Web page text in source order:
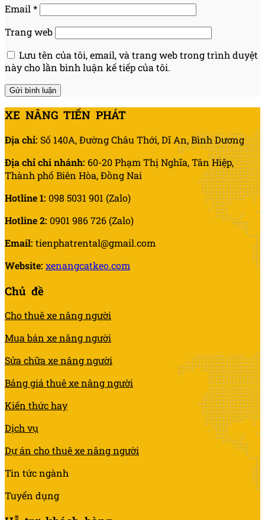
Email *
Trang web
Lưu tên của tôi, email, và trang web trong trình duyệt
này cho lần bình luận kế tiếp của tôi.
XE NÂNG TIẾN PHÁT
Địa chỉ: Số 140A, Đường Châu Thới, Dĩ An, Bình Dương
Địa chỉ chi nhánh: 60-20 Phạm Thị Nghĩa, Tân Hiệp,
Thành phố Biên Hòa, Đồng Nai
Hotline 1: 098 5031 901 (Zalo)
Hotline 2: 0901 986 726 (Zalo)
Email: tienphatrental@gmail.com
Website: xenangcatkeo.com
Chủ đề
Cho thuê xe nâng người
Mua bán xe nâng người
Sửa chữa xe nâng người
Bảng giá thuê xe nâng người
Kiến thức hay
Dịch vụ
Dự án cho thuê xe nâng người
Tin tức ngành
Tuyển dụng